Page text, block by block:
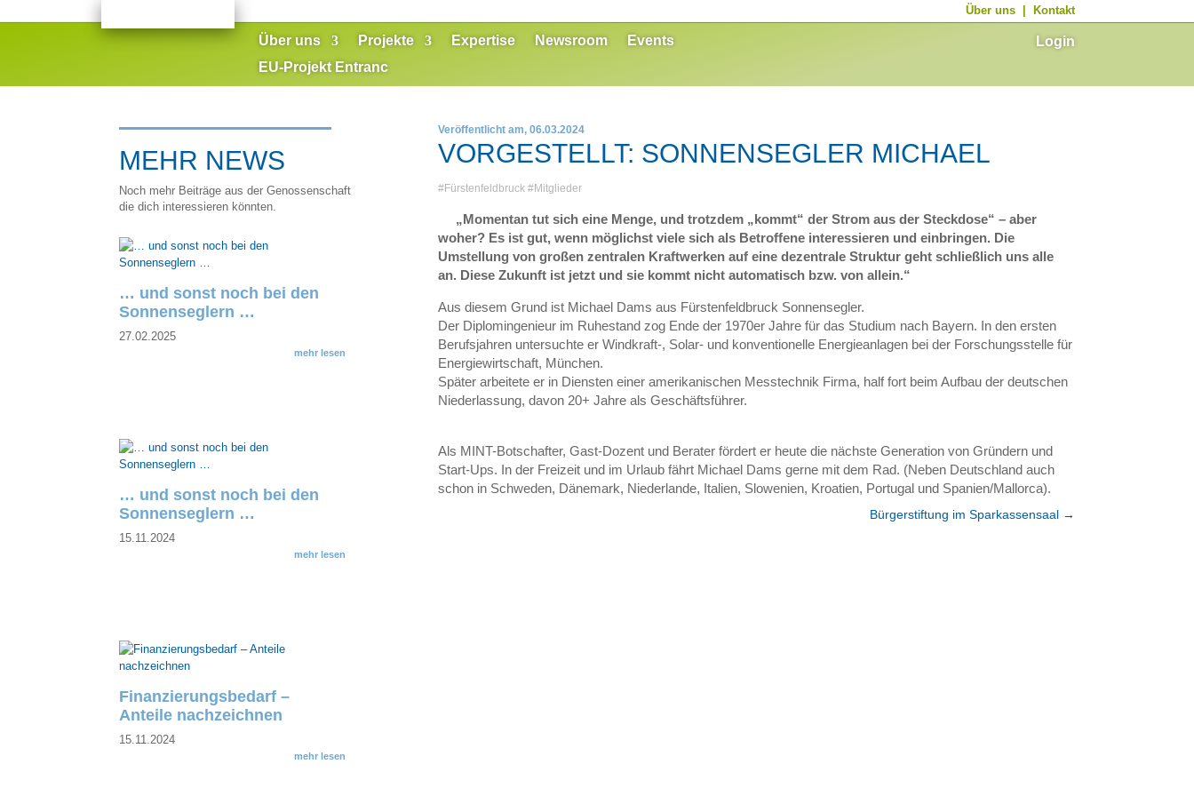
Über uns| Kontakt
Über uns Projekte Expertise Newsroom
Events
EU-Projekt Entranc
Login
MEHR NEWS
Noch mehr Beiträge aus der Genossenschaft
die dich interessieren könnten.
… und sonst noch bei den
Sonnenseglern …
27.02.2025
mehr lesen
… und sonst noch bei den
Sonnenseglern …
15.11.2024
mehr lesen
Finanzierungsbedarf –
Anteile nachzeichnen
15.11.2024
mehr lesen
Veröffentlicht am, 06.03.2024
VORGESTELLT: SONNENSEGLER MICHAEL
#Fürstenfeldbruck#Mitglieder
„Momentan tut sich eine Menge, und trotzdem „kommt“ der Strom aus der Steckdose“ – aber
woher? Es ist gut, wenn möglichst viele sich als Betroffene interessieren und einbringen. Die
Umstellung von großen zentralen Kraftwerken auf eine dezentrale Struktur geht schließlich uns alle
an. Diese Zukunft ist jetzt und sie kommt nicht automatisch bzw. von allein.“
Aus diesem Grund ist Michael Dams aus Fürstenfeldbruck Sonnensegler.
Der Diplomingenieur im Ruhestand zog Ende der 1970er Jahre für das Studium nach Bayern. In den ersten
Berufsjahren untersuchte er Windkraft-, Solar- und konventionelle Energieanlagen bei der Forschungsstelle für
Energiewirtschaft, München.
Später arbeitete er in Diensten einer amerikanischen Messtechnik Firma, half fort beim Aufbau der deutschen
Niederlassung, davon 20+ Jahre als Geschäftsführer.
Als MINT-Botschafter, Gast-Dozent und Berater fördert er heute die nächste Generation von Gründern und
Start-Ups. In der Freizeit und im Urlaub fährt Michael Dams gerne mit dem Rad. (Neben Deutschland auch
schon in Schweden, Dänemark, Niederlande, Italien, Slowenien, Kroatien, Portugal und Spanien/Mallorca).
Bürgerstiftung im Sparkassensaal→